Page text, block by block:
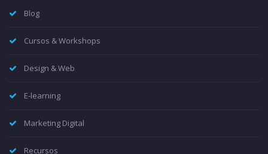
Blog
Cursos & Workshops
Design & Web
E-learning
Marketing Digital
Recursos